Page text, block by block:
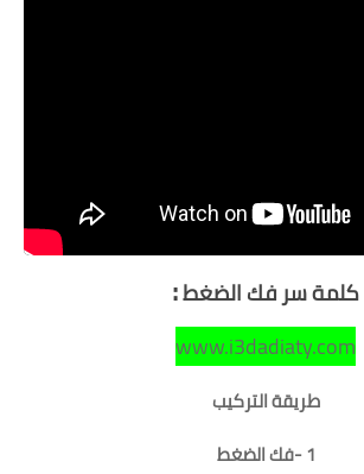
كلمة سر فك الضغط:
www.i3dadiaty.com
طريقة التركيب
1 -فك الضغط